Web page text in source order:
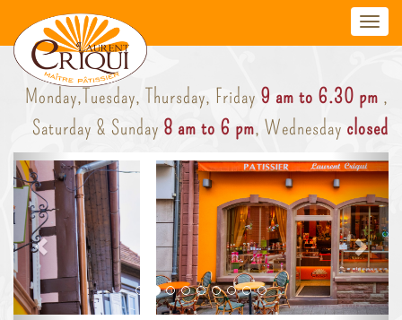
Monday,Tuesday, Thursday, Friday 9 am to 6.30 pm ,
Saturday & Sunday 8 am to 6 pm, Wednesday closed